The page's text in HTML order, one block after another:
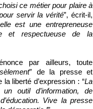
ce métier pour plaire à
servir la vérité”, écrit-il,
elle est une entrepreneuse
et respectueuse de la
par ailleurs, toute
” de la presse et
la liberté d’expression : “La
outil d’information, de
Vive la presse